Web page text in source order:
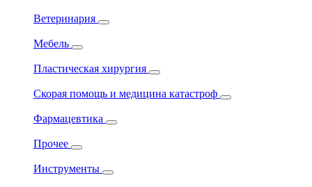
Ветеринария
Мебель
Пластическая хирургия
Скорая помощь и медицина катастроф
Фармацевтика
Прочее
Инструменты